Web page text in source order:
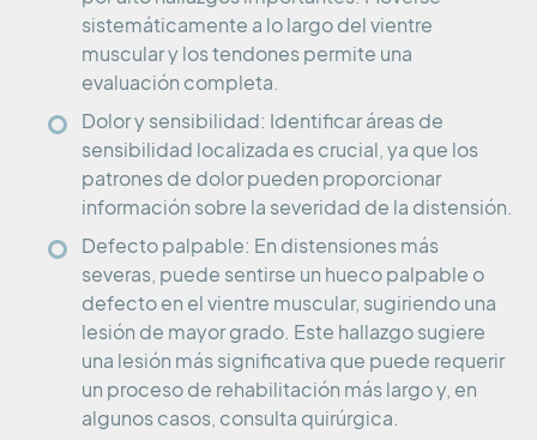
sistemáticamente a lo largo del vientre
muscular y los tendones permite una
evaluación completa.
Dolor y sensibilidad: Identificar áreas de
sensibilidad localizada es crucial, ya que los
patrones de dolor pueden proporcionar
información sobre la severidad de la distensión.
Defecto palpable: En distensiones más
severas, puede sentirse un hueco palpable o
defecto en el vientre muscular, sugiriendo una
lesión de mayor grado. Este hallazgo sugiere
una lesión más significativa que puede requerir
un proceso de rehabilitación más largo y, en
algunos casos, consulta quirúrgica.